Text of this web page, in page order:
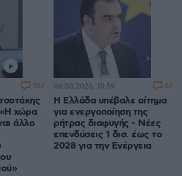
χώρα
άλλο
107
Η Ελλάδα υπέβαλε αίτημα
για ενεργοποίηση της
ρήτρας διαφυγής - Νέες
επενδύσεις 1 δισ. έως το
2028 για την Ενέργεια
06.08.2026, 10:59 67